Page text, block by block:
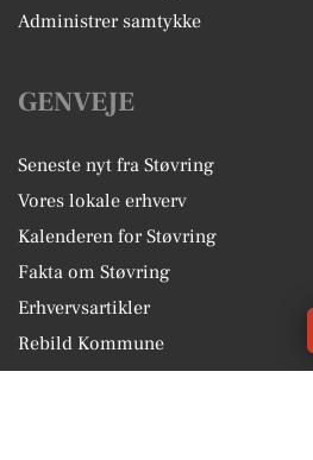
Administrer samtykke
GENVEJE
Seneste nyt fra Støvring
Vores lokale erhverv
Kalenderen for Støvring
Fakta om Støvring
Erhvervsartikler
Rebild Kommune